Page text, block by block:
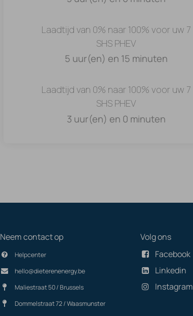
Laadtijd van 0% naar 100% voor uw 7
SHS PHEV
5 uur(en) en 15 minuten
Laadtijd van 0% naar 100% voor uw 7
SHS PHEV
3 uur(en) en 0 minuten
Volg ons
Facebook
Linkedin
Instagram
Neem contact op
Helpcenter
hello@dieterenenergy.be
Maliestraat 50 / Brussels
Dommelstraat 72 / Waasmunster